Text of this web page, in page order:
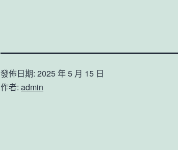
發佈日期: 2025 年 5 月 15 日
作者: admin